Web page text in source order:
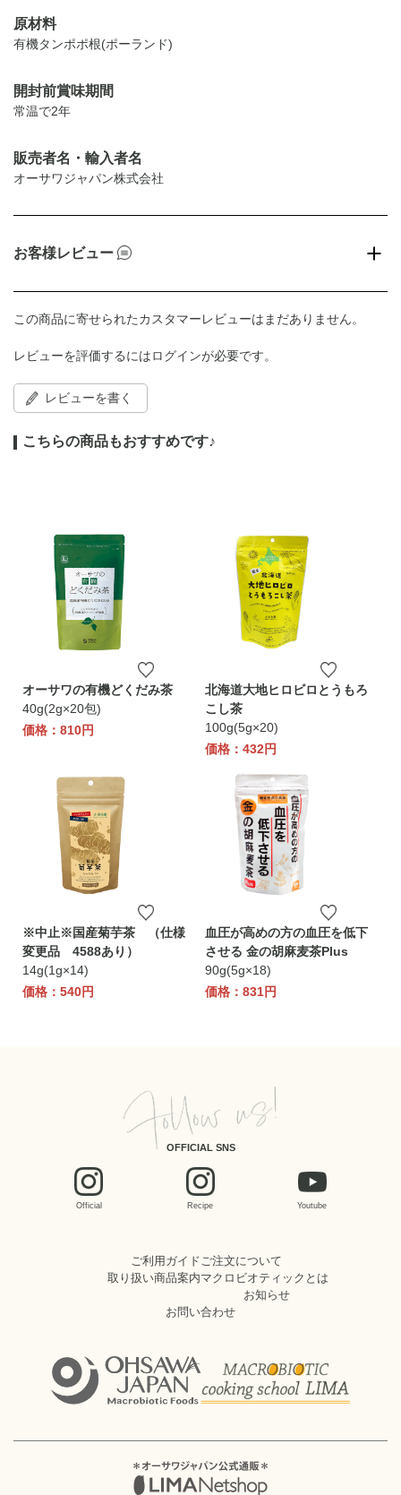
原材料
有機タンポポ根(ポーランド)
開封前賞味期間
常温で2年
販売者名・輸入者名
オーサワジャパン株式会社
お客様レビュー
この商品に寄せられたカスタマーレビューはまだありません。
レビューを評価するにはログインが必要です。
レビューを書く
こちらの商品もおすすめです♪
オーサワの有機どくだみ茶
40g(2g×20包)
価格：810円
北海道大地ヒロビロとうもろ
こし茶
100g(5g×20)
価格：432円
※中止※国産菊芋茶 （仕様
変更品 4588あり）
14g(1g×14)
価格：540円
血圧が高めの方の血圧を低下
させる 金の胡麻麦茶Plus
90g(5g×18)
価格：831円
OFFICIAL SNS
Official Recipe Youtube
ご利用ガイドご注文について
取り扱い商品案内マクロビオティックとは
お知らせ
お問い合わせ